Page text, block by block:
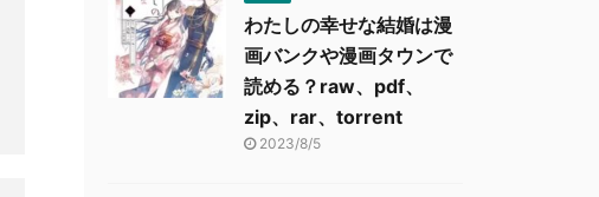
わたしの幸せな結婚は漫
画バンクや漫画タウンで
読める？raw、pdf、
zip、rar、torrent
2023/8/5